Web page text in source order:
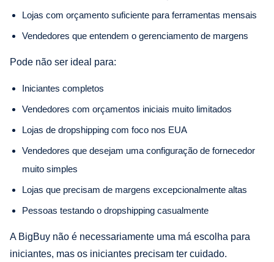
Lojas com orçamento suficiente para ferramentas mensais
Vendedores que entendem o gerenciamento de margens
Pode não ser ideal para:
Iniciantes completos
Vendedores com orçamentos iniciais muito limitados
Lojas de dropshipping com foco nos EUA
Vendedores que desejam uma configuração de fornecedor
muito simples
Lojas que precisam de margens excepcionalmente altas
Pessoas testando o dropshipping casualmente
A BigBuy não é necessariamente uma má escolha para
iniciantes, mas os iniciantes precisam ter cuidado.